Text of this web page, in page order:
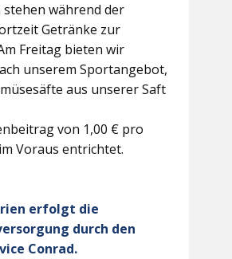
stehen während der
Getränke zur
Freitag bieten wir
unserem Sportangebot,
aus unserer Saft
von 1,00 € pro
Voraus entrichtet.
erfolgt die
durch den
Conrad.